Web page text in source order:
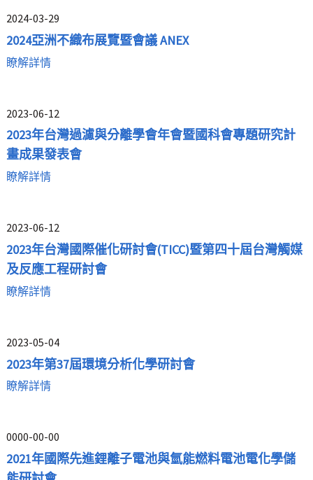
2024-03-29
2024亞洲不織布展覽暨會議 ANEX
瞭解詳情
2023-06-12
2023年台灣過濾與分離學會年會暨國科會專題研究計
畫成果發表會
瞭解詳情
2023-06-12
2023年台灣國際催化研討會(TICC)暨第四十屆台灣觸媒
及反應工程研討會
瞭解詳情
2023-05-04
2023年第37屆環境分析化學研討會
瞭解詳情
0000-00-00
2021年國際先進鋰離子電池與氫能燃料電池電化學儲